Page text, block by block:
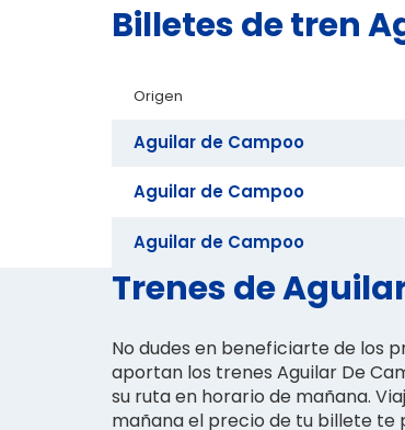
Billetes de tren
Origen
Aguilar de Campoo
Aguilar de Campoo
Aguilar de Campoo
Trenes de
No dudes en beneficiarte de los
aportan los trenes Aguilar De
su ruta en horario de mañana.
mañana el precio de tu billete te